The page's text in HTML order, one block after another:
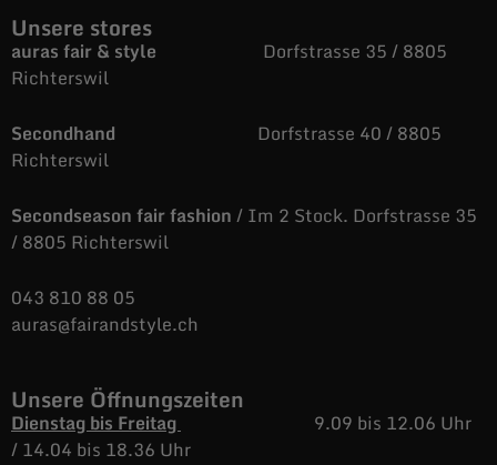
Unsere stores
auras fair & style Dorfstrasse 35 / 8805
Richterswil
Secondhand Dorfstrasse 40 / 8805
Richterswil
Secondseason fair fashion/ Im 2 Stock. Dorfstrasse 35
/ 8805 Richterswil
043 810 88 05
auras@fairandstyle.ch
Unsere Öffnungszeiten
Dienstag bis Freitag
9.09 bis 12.06 Uhr
/14.04 bis 18.36 Uhr